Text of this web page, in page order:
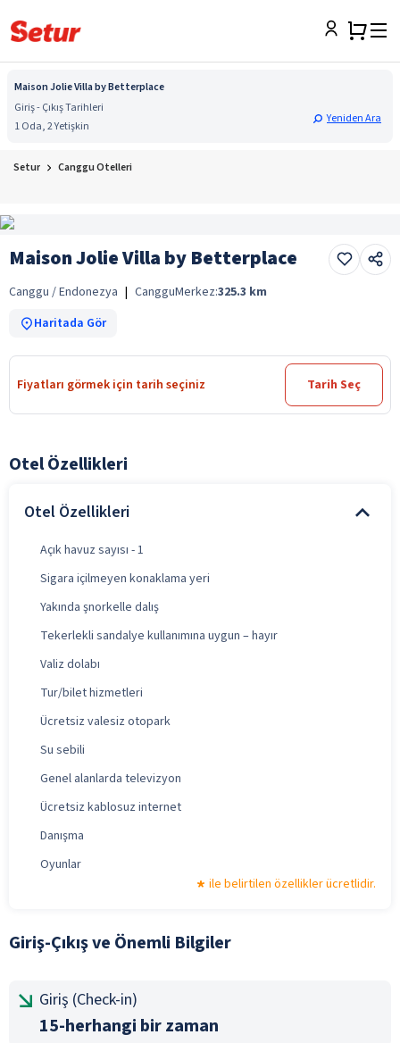
Maison Jolie Villa by Betterplace
Giriş - Çıkış Tarihleri
1 Oda, 2 Yetişkin
Yeniden Ara
Setur Canggu Otelleri
Maison Jolie Villa by Betterplace
Canggu / Endonezya | CangguMerkez:325.3 km
Haritada Gör
Fiyatları görmek için tarih seçiniz Tarih Seç
Otel Özellikleri
Otel Özellikleri
Açık havuz sayısı - 1
Sigara içilmeyen konaklama yeri
Yakında şnorkelle dalış
Tekerlekli sandalye kullanımına uygun – hayır
Valiz dolabı
Tur/bilet hizmetleri
Ücretsiz valesiz otopark
Su sebili
Genel alanlarda televizyon
Ücretsiz kablosuz internet
Danışma
Oyunlar
ile belirtilen özellikler ücretlidir.
Giriş-Çıkış ve Önemli Bilgiler
Giriş (Check-in)
15-herhangi bir zaman